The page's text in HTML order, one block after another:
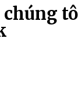
chúng